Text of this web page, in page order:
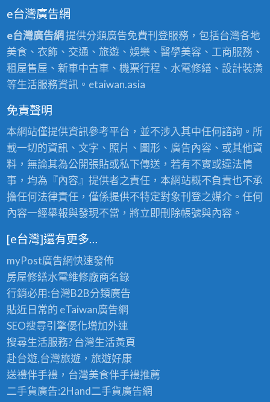
e台灣廣告網
e台灣廣告網提供分類廣告免費刊登服務，包括台灣各地
美食、衣飾、交通、旅遊、娛樂、醫學美容、工商服務、
租屋售屋、新車中古車、機票行程、水電修繕、設計裝潢
等生活服務資訊。etaiwan.asia
免責聲明
本網站僅提供資訊參考平台，並不涉入其中任何諮詢。所
載一切的資訊、文字、照片、圖形、廣告內容、或其他資
料，無論其為公開張貼或私下傳送，若有不實或違法情
事，均為『內容』提供者之責任，本網站概不負責也不承
擔任何法律責任，僅係提供不特定對象刊登之媒介。任何
內容一經舉報與發現不當，將立即刪除帳號與內容。
[e台灣]還有更多…
myPost廣告網快速發佈
房屋修繕水電維修廠商名錄
行銷必用:台灣B2B分類廣告
貼近日常的 eTaiwan廣告網
SEO搜尋引擎優化增加外連
搜尋生活服務? 台灣生活黃頁
赴台遊,台灣旅遊，旅遊好康
送禮伴手禮，台灣美食伴手禮推薦
二手貨廣告:2Hand二手貨廣告網